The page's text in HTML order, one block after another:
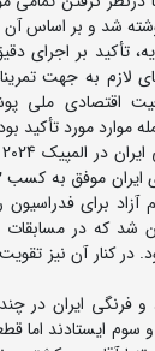
شد و بر اساس آن
تأکید بر اجرای
لازم به جهت
اقتصادی ملی
موارد مورد تأکید
آزاد برای
کنار آن نیز تقویت
و فرنگی ایران در
ایستادند اما